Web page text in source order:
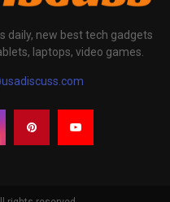
daily, new best tech gadgets
laptops, video games.